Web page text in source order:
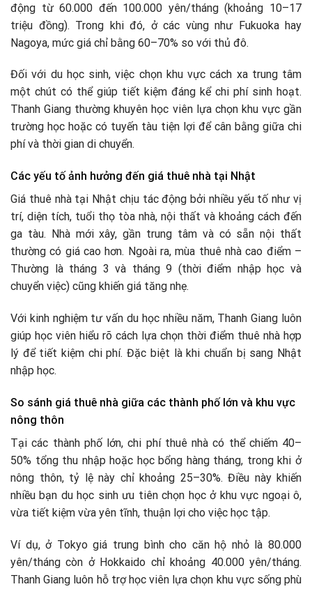
động từ 60.000 đến 100.000 yên/tháng (khoảng 10–17
triệu đồng). Trong khi đó, ở các vùng như Fukuoka hay
Nagoya, mức giá chỉ bằng 60–70% so với thủ đô.
Đối với du học sinh, việc chọn khu vực cách xa trung tâm
một chút có thể giúp tiết kiệm đáng kể chi phí sinh hoạt.
Thanh Giang thường khuyên học viên lựa chọn khu vực gần
trường học hoặc có tuyến tàu tiện lợi để cân bằng giữa chi
phí và thời gian di chuyển.
Các yếu tố ảnh hưởng đến giá thuê nhà tại Nhật
Giá thuê nhà tại Nhật chịu tác động bởi nhiều yếu tố như vị
trí, diện tích, tuổi thọ tòa nhà, nội thất và khoảng cách đến
ga tàu. Nhà mới xây, gần trung tâm và có sẵn nội thất
thường có giá cao hơn. Ngoài ra, mùa thuê nhà cao điểm –
Thường là tháng 3 và tháng 9 (thời điểm nhập học và
chuyển việc) cũng khiến giá tăng nhẹ.
Với kinh nghiệm tư vấn du học nhiều năm, Thanh Giang luôn
giúp học viên hiểu rõ cách lựa chọn thời điểm thuê nhà hợp
lý để tiết kiệm chi phí. Đặc biệt là khi chuẩn bị sang Nhật
nhập học.
So sánh giá thuê nhà giữa các thành phố lớn và khu vực
nông thôn
Tại các thành phố lớn, chi phí thuê nhà có thể chiếm 40–
50% tổng thu nhập hoặc học bổng hàng tháng, trong khi ở
nông thôn, tỷ lệ này chỉ khoảng 25–30%. Điều này khiến
nhiều bạn du học sinh ưu tiên chọn học ở khu vực ngoại ô,
vừa tiết kiệm vừa yên tĩnh, thuận lợi cho việc học tập.
Ví dụ, ở Tokyo giá trung bình cho căn hộ nhỏ là 80.000
yên/tháng còn ở Hokkaido chỉ khoảng 40.000 yên/tháng.
Thanh Giang luôn hỗ trợ học viên lựa chọn khu vực sống phù